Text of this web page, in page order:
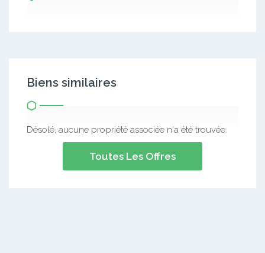
Biens similaires
Désolé, aucune propriété associée n'a été trouvée.
Toutes Les Offres